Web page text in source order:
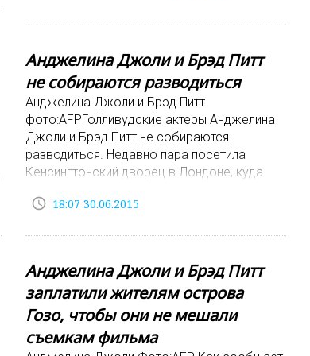
Актриса Анджелина
Джоли даже
после развода
приходит в
ярость, когда
слышит, что ее
бывший муж
Брэд Питт
"Анджелина
злится, потому
что ее все
считают роковой
Анджелина Джоли и Брэд Питт
не собираются разводиться
Анджелина Джоли и Брэд Питт
фото:AFPГолливудские актеры Анджелина
Джоли и Брэд Питт не собираются
разводиться. Недавно пара посетила
Кенсингтонский дворец в Лондоне, куда
access_time 18:07 30.06.2015
Анджелина Джоли и Брэд Питт
заплатили жителям острова
Гозо, чтобы они не мешали
съемкам фильма